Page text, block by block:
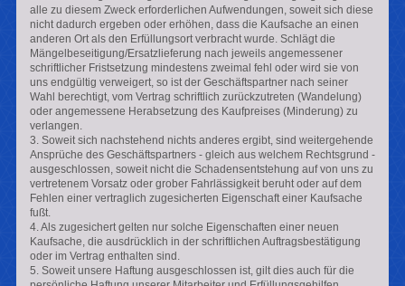
alle zu diesem Zweck erforderlichen Aufwendungen, soweit sich diese
nicht dadurch ergeben oder erhöhen, dass die Kaufsache an einen
anderen Ort als den Erfüllungsort verbracht wurde. Schlägt die
Mängelbeseitigung/Ersatzlieferung nach jeweils angemessener
schriftlicher Fristsetzung mindestens zweimal fehl oder wird sie von
uns endgültig verweigert, so ist der Geschäftspartner nach seiner
Wahl berechtigt, vom Vertrag schriftlich zurückzutreten (Wandelung)
oder angemessene Herabsetzung des Kaufpreises (Minderung) zu
verlangen.
3. Soweit sich nachstehend nichts anderes ergibt, sind weitergehende
Ansprüche des Geschäftspartners - gleich aus welchem Rechtsgrund -
ausgeschlossen, soweit nicht die Schadensentstehung auf von uns zu
vertretenem Vorsatz oder grober Fahrlässigkeit beruht oder auf dem
Fehlen einer vertraglich zugesicherten Eigenschaft einer Kaufsache
fußt.
4. Als zugesichert gelten nur solche Eigenschaften einer neuen
Kaufsache, die ausdrücklich in der schriftlichen Auftragsbestätigung
oder im Vertrag enthalten sind.
5. Soweit unsere Haftung ausgeschlossen ist, gilt dies auch für die